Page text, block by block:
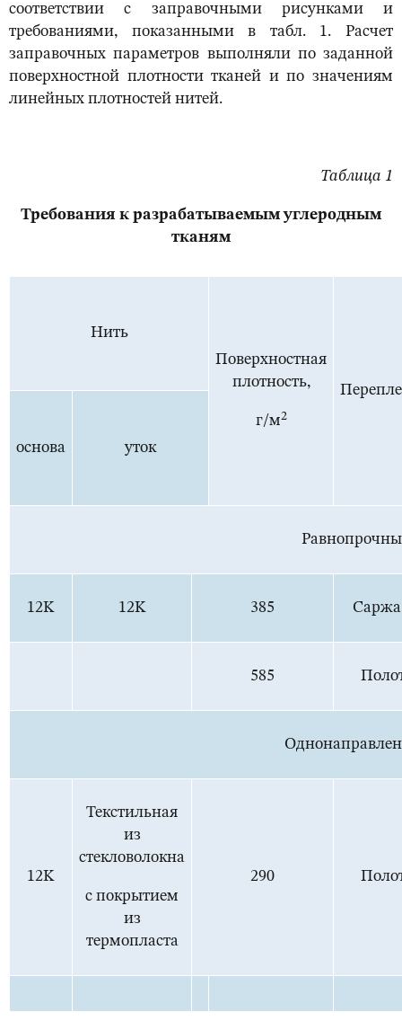
соответствии с заправочными рисунками и
требованиями, показанными в табл. 1. Расчет
заправочных параметров выполняли по заданной
поверхностной плотности тканей и по значениям
линейных плотностей нитей.
Таблица 1
Требования к разрабатываемым углеродным
тканям
Нить
Поверхностная
плотность,
г/м2
основа уток
12K 12K 385
585
12K
Текстильная
из
стекловолокна
с покрытием
из
термопласта
290